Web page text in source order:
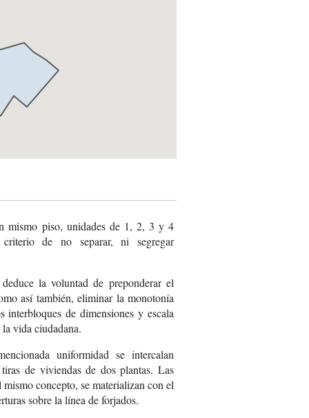
mismo piso, unidades de 1, 2, 3 y 4
de no separar, ni segregar
la voluntad de preponderar el
así también, eliminar la monotonía
interbloques de dimensiones y escala
vida ciudadana.
uniformidad se intercalan
de viviendas de dos plantas. Las
concepto, se materializan con el
sobre la línea de forjados.